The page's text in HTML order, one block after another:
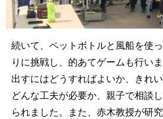
続いて、ペットボトルと風船を使
りに挑戦し、的あてゲームも行い
出すにはどうすればよいか、きれ
どんな工夫が必要か、親子で相談
られました。また、赤木教授が研